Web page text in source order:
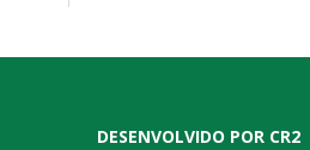
DESENVOLVIDO POR CR2